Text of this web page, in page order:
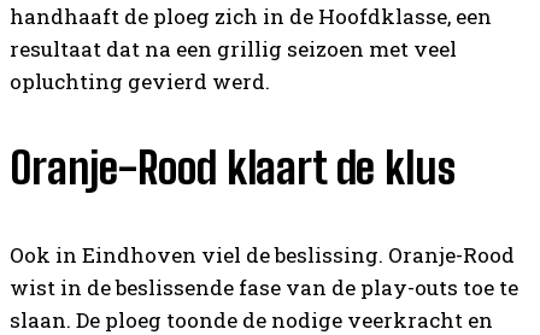
handhaaft de ploeg zich in de Hoofdklasse, een
resultaat dat na een grillig seizoen met veel
opluchting gevierd werd.
Oranje-Rood klaart de klus
Ook in Eindhoven viel de beslissing. Oranje-Rood
wist in de beslissende fase van de play-outs toe te
slaan. De ploeg toonde de nodige veerkracht en